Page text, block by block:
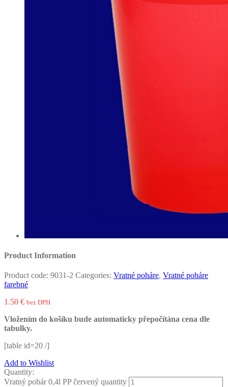
Product Information
Product code: 9031-2 Categories: Vratné poháre, Vratné poháre
farebné
1.50 € bez DPH
Vložením do košíku bude automaticky přepočítána cena dle
tabulky.
[table id=20 /]
Add to Wishlist
Quantity:
Vratný pohár 0,4l PP červený quantity